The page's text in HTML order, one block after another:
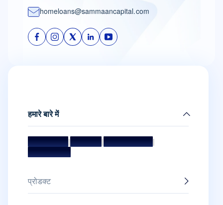
homeloans@sammaancapital.com
हमारे बारे में
मिशन और विज़न|मैनेजमेंट टीम|बोर्ड ऑफ डायरेक्टर्स|
अवॉर्ड और सम्मान
प्रोडक्ट